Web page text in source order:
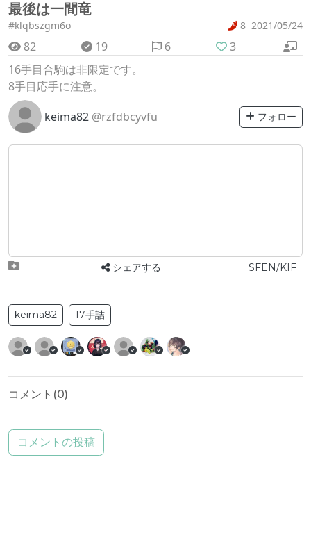
最後は一間竜
#klqbszgm6o 8 2021/05/24
82 19 6
3
16手目合駒は非限定です。
8手目応手に注意。
keima82 @rzfdbcyvfu フォロー
シェアする SFEN/KIF
keima82 17手詰
コメント(0)
コメントの投稿